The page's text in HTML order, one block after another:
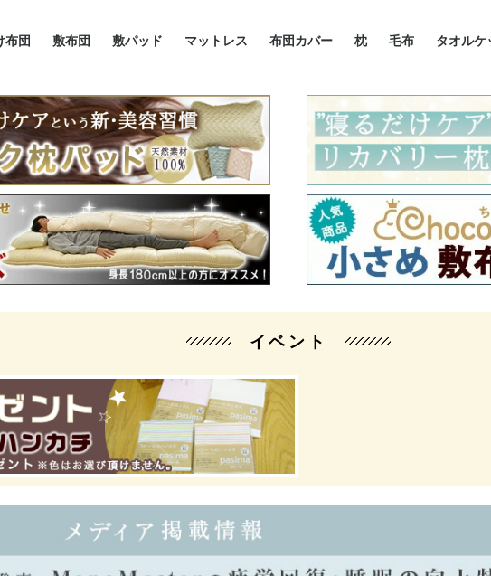
2点セット
3点セット
4点セット
5点セット
6点セット
エクセルゴールド
ロイヤルゴールド
マザーダックダウン
2点セット
3点セット
4点セット
6点セット
2点セット
3点セット
ド
ン
ン
イズ
布団
ニ掛け布団
る掛け布団
い掛け布団
い掛け布団
け布団
敷布団
防ダニ敷布団
小さい敷布団 70cm幅 ミニシングル
75cm幅 ショートセミシ
ングル
80cm幅 セミシングル
大きい敷布団
機能性敷布団
敷パッド
シングルサイズ敷パッド
小さい敷パッド
大きい敷パッド
シルク敷パッド
枕パッド
シルク枕パッド
除湿シート
接触冷感パッド
暖かパッド
ガーゼケット
オーガニックコットン
ベッドパッド
パッドセット
マットレス 布団カバー
掛け布団カバー ジュ
シン
シン
カバー
セミ
ー
ダブ
ダブ
バー
クィ
暖か
敷布団カバー ジュ
セミ
ー
シン
シン
バー
ダブ
枕カバー シル
BOXシーツ シン
シン
ツ
セミ
ダブ
スー
ツ
防ダニカバー
クッションカバー
オーガニックコットン
カバーセット カバ
カバ
枕
小さめ 35×50cm
やや小さめ 35×55cm
普通 43×63cm
大きめ 50×70cm
パイプ枕
高反発枕
低反発枕
機能性枕・その他枕
毛布 タオルケ
ハーフ
シング
セミダ
ダブル
接触冷感
天然素
イベント